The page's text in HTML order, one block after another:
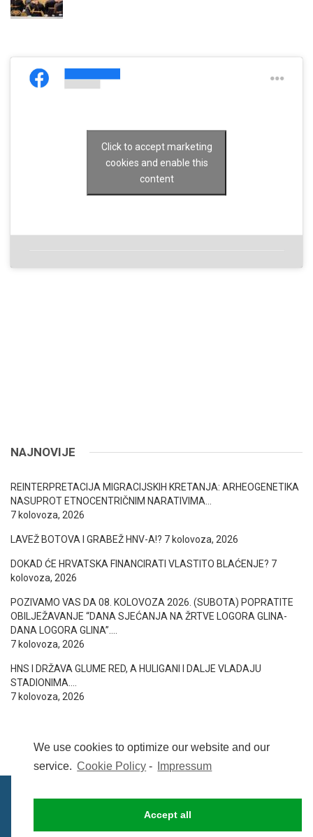
We use cookies to optimize our website and our
service. Cookie Policy - Impressum
Accept all
Click to accept marketing
cookies and enable this
content
NAJNOVIJE
REINTERPRETACIJA MIGRACIJSKIH KRETANJA: ARHEOGENETIKA
NASUPROT ETNOCENTRIČNIM NARATIVIMA…
7 kolovoza, 2026
LAVEŽ BOTOVA I GRABEŽ HNV-A!? 7 kolovoza, 2026
DOKAD ĆE HRVATSKA FINANCIRATI VLASTITO BLAĆENJE? 7
kolovoza, 2026
POZIVAMO VAS DA 08. KOLOVOZA 2026. (SUBOTA) POPRATITE
OBILJEŽAVANJE “DANA SJEĆANJA NA ŽRTVE LOGORA GLINA-
DANA LOGORA GLINA”….
7 kolovoza, 2026
HNS I DRŽAVA GLUME RED, A HULIGANI I DALJE VLADAJU
STADIONIMA….
7 kolovoza, 2026